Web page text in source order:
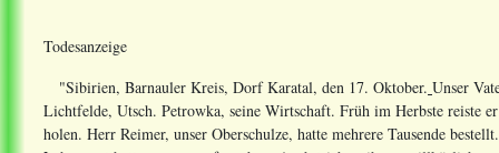
Todesanzeige
"Sibirien, Barnauler Kreis, Dorf Karatal, den 17. Oktober. Unser
Lichtfelde, Utsch. Petrowka, seine Wirtschaft. Früh im Herbste reiste
holen. Herr Reimer, unser Oberschulze, hatte mehrere Tausende